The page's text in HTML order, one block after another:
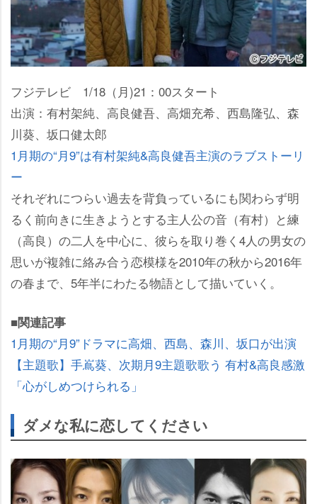
フジテレビ 1/18（月)21：00スタート
出演：有村架純、高良健吾、高畑充希、西島隆弘、森
川葵、坂口健太郎
1月期の“月9”は有村架純&高良健吾主演のラブストーリ
ー
それぞれにつらい過去を背負っているにも関わらず明
るく前向きに生きようとする主人公の音（有村）と練
（高良）の二人を中心に、彼らを取り巻く4人の男女の
思いが複雑に絡み合う恋模様を2010年の秋から2016年
の春まで、5年半にわたる物語として描いていく。
■関連記事
1月期の“月9”ドラマに高畑、西島、森川、坂口が出演
【主題歌】手嶌葵、次期月9主題歌歌う 有村&高良感激
「心がしめつけられる」
ダメな私に恋してください